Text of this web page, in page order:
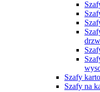
Szafy
Szafy na